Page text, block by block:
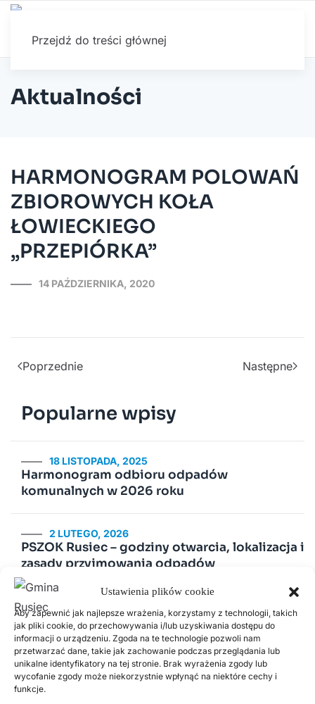
Ustawienia plików cookie
Aby zapewnić jak najlepsze wrażenia, korzystamy z technologii, takich
jak pliki cookie, do przechowywania i/lub uzyskiwania dostępu do
informacji o urządzeniu. Zgoda na te technologie pozwoli nam
przetwarzać dane, takie jak zachowanie podczas przeglądania lub
unikalne identyfikatory na tej stronie. Brak wyrażenia zgody lub
wycofanie zgody może niekorzystnie wpłynąć na niektóre cechy i
funkcje.
Przejdź do treści głównej
Aktualności
HARMONOGRAM POLOWAŃ
ZBIOROWYCH KOŁA
ŁOWIECKIEGO
„PRZEPIÓRKA”
14 PAŹDZIERNIKA, 2020
Poprzednie Następne
Popularne wpisy
18 LISTOPADA, 2025
Harmonogram odbioru odpadów
komunalnych w 2026 roku
2 LUTEGO, 2026
PSZOK Rusiec – godziny otwarcia, lokalizacja i
zasady przyjmowania odpadów
Kurenda
30 CZERWCA, 2026
Odnawialne źródła energii w Gminie Rusiec –
edycja 2, Fundusze Europejskie